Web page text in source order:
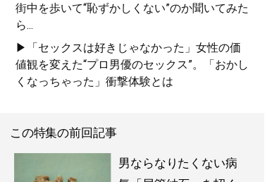
街中を歩いて“恥ずかしくない”のか聞いてみた
ら...
▶「セックスは好きじゃなかった」女性の価
値観を変えた“プロ男優のセックス”。「おかし
くなっちゃった」衝撃体験とは
この特集の前回記事
男ならなりたくない病